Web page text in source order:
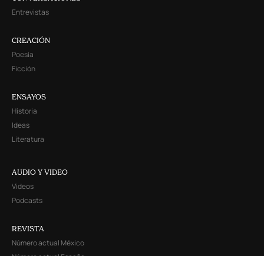
Entrevistas
CREACIÓN
Poesía
Ficción
ENSAYOS
Historia
Ideas
Literatura
AUDIO Y VIDEO
Videos
Podcasts
REVISTA
Número actual México